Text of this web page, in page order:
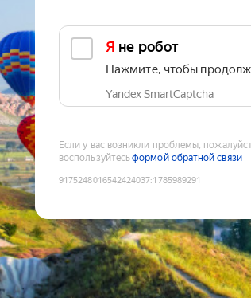
Я не робот
Нажмите, чтобы
Yandex SmartCaptcha
Если у вас возникли проблемы,
воспользуйтесьформой обратной связи
9175248016542424037:1785989291